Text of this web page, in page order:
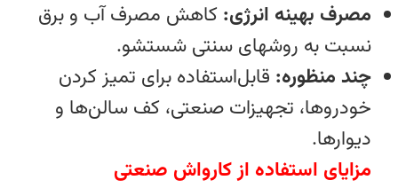
مصرف بهینه انرژی: کاهش مصرف آب و برق
نسبت به روشهای سنتی شستشو.
چند منظوره: قابل‌استفاده برای تمیز کردن
خودروها، تجهیزات صنعتی، کف سالن‌ها و
دیوارها.
مزایای استفاده از کارواش صنعتی